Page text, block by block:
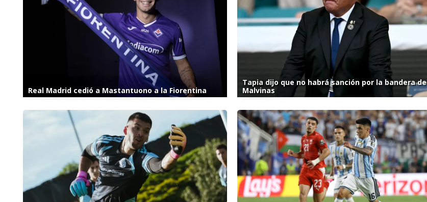
Real Madrid cedió a Mastantuono a la Fiorentina
Tapia dijo que no habrá sanción por la bandera de
Malvinas